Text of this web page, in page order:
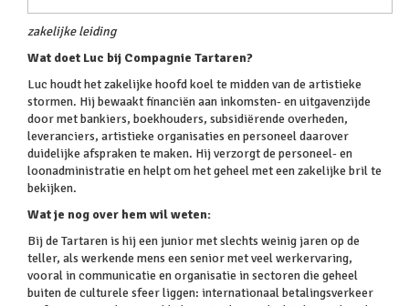
zakelijke leiding
Wat doet Luc bij Compagnie Tartaren?
Luc houdt het zakelijke hoofd koel te midden van de artistieke
stormen. Hij bewaakt financiën aan inkomsten- en uitgavenzijde
door met bankiers, boekhouders, subsidiërende overheden,
leveranciers, artistieke organisaties en personeel daarover
duidelijke afspraken te maken. Hij verzorgt de personeel- en
loonadministratie en helpt om het geheel met een zakelijke bril te
bekijken.
Wat je nog over hem wil weten:
Bij de Tartaren is hij een junior met slechts weinig jaren op de
teller, als werkende mens een senior met veel werkervaring,
vooral in communicatie en organisatie in sectoren die geheel
buiten de culturele sfeer liggen: internationaal betalingsverkeer